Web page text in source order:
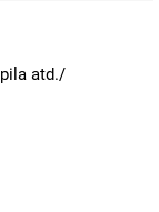
atd./